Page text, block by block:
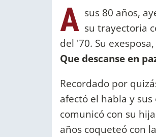
A sus 80 años,
su trayectoria
del '70. Su exesposa,
Que descanse en
Recordado por
afectó el habla y
comunicó con su
años coqueteó con